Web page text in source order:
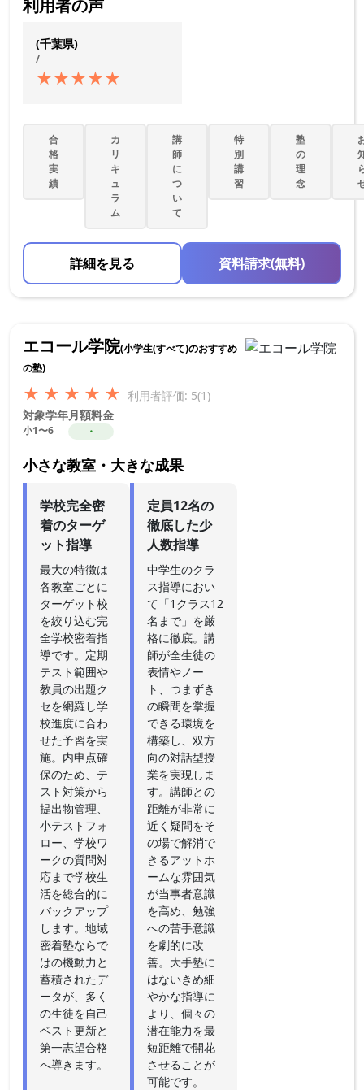
利用者の声
(千葉県)
/
★★★★★
合
格
実
績
カ
リ
キ
ュ
ラ
ム
講
師
に
つ
い
て
特
別
講
習
塾
の
理
念
詳細を見る 資料請求(無料)
エコール学院(小学生(すべて)のおすすめ
の塾)
★ ★ ★ ★ ★ 利用者評価: 5(1)
対象学年
小1〜6
月額料金
・
小さな教室・大きな成果
学校完全密
着のターゲ
ット指導
最大の特徴は
各教室ごとに
ターゲット校
を絞り込む完
全学校密着指
導です。定期
テスト範囲や
教員の出題ク
セを網羅し学
校進度に合わ
せた予習を実
施。内申点確
保のため、テ
スト対策から
提出物管理、
小テストフォ
ロー、学校ワ
ークの質問対
応まで学校生
活を総合的に
バックアップ
します。地域
密着塾ならで
はの機動力と
蓄積されたデ
ータが、多く
の生徒を自己
ベスト更新と
第一志望合格
へ導きます。
定員12名の
徹底した少
人数指導
中学生のクラ
ス指導におい
て「1クラス12
名まで」を厳
格に徹底。講
師が全生徒の
表情やノー
ト、つまずき
の瞬間を掌握
できる環境を
構築し、双方
向の対話型授
業を実現しま
す。講師との
距離が非常に
近く疑問をそ
の場で解消で
きるアットホ
ームな雰囲気
が当事者意識
を高め、勉強
への苦手意識
を劇的に改
善。大手塾に
はないきめ細
やかな指導に
より、個々の
潜在能力を最
短距離で開花
させることが
可能です。